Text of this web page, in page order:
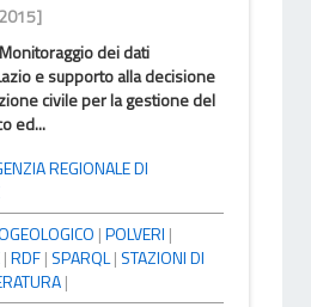
dei dati
e supporto alla decisione
civile per la gestione del
ed...
REGIONALE DI
|POLVERI |
|RDF| SPARQL| STAZIONI DI
|